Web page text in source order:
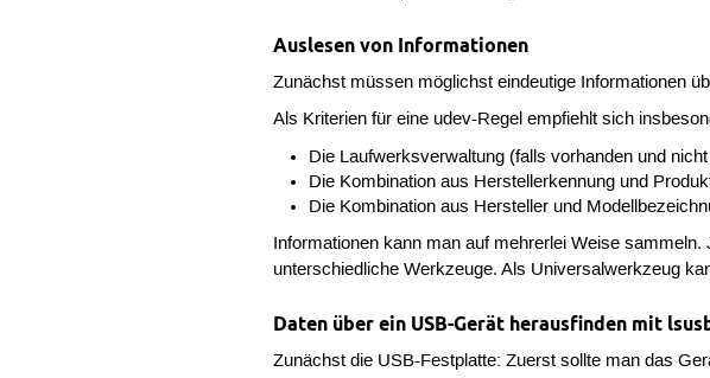
Auslesen von Informationen
Zunächst müssen möglichst eindeutige Informationen
Als Kriterien für eine udev-Regel empfiehlt sich
Die Laufwerksverwaltung (falls vorhanden und nicht
Die Kombination aus Herstellerkennung und
Die Kombination aus Hersteller und
Informationen kann man auf mehrerlei Weise
unterschiedliche Werkzeuge. Als Universalwerkzeug
Daten über ein USB-Gerät herausfinden mit
Zunächst die USB-Festplatte: Zuerst sollte man das